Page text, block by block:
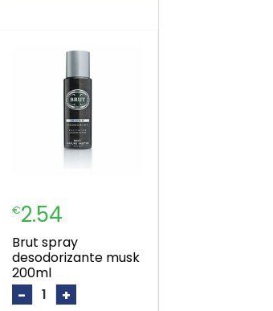
€2.54
brut spray
desodorizante musk
200ml
- +